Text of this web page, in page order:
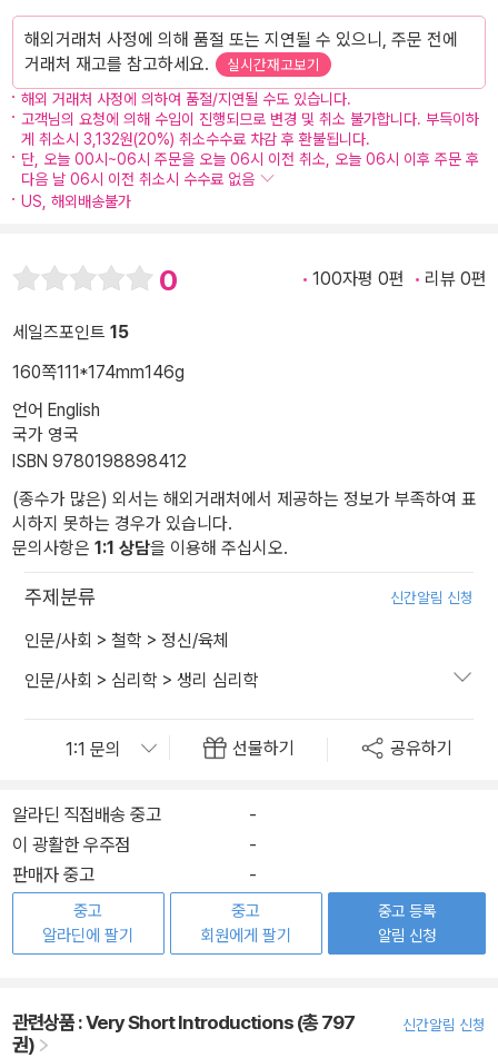
해외거래처 사정에 의해 품절 또는 지연될 수 있으니, 주문 전에
거래처 재고를 참고하세요.
실시간재고보기
해외 거래처 사정에 의하여 품절/지연될 수도 있습니다.
고객님의 요청에 의해 수입이 진행되므로 변경 및 취소 불가합니다. 부득이하
게 취소시 3,132원(20%) 취소수수료 차감 후 환불됩니다.
단, 오늘 00시~06시 주문을 오늘 06시 이전 취소, 오늘 06시 이후 주문 후
다음 날 06시 이전 취소시 수수료 없음
US, 해외배송불가
0 100자평 0편 리뷰 0편
세일즈포인트 15
160쪽111*174mm146g
언어 English
국가 영국
ISBN 9780198898412
(종수가 많은) 외서는 해외거래처에서 제공하는 정보가 부족하여 표
시하지 못하는 경우가 있습니다.
문의사항은 1:1 상담을 이용해 주십시오.
주제분류 신간알림 신청
인문/사회 > 철학 > 정신/육체
인문/사회 > 심리학 > 생리 심리학
선물하기 공유하기
알라딘 직접배송 중고
-
이 광활한 우주점
-
판매자 중고
-
중고
알라딘에 팔기
중고
회원에게 팔기
중고 등록
알림 신청
관련상품 :Very Short Introductions (총 797
권)
신간알림 신청